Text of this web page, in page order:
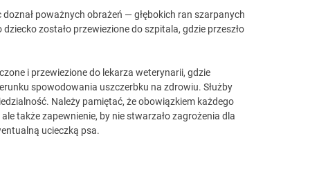
poważnych obrażeń — głębokich ran szarpanych
zostało przewiezione do szpitala, gdzie przeszło
i przewiezione do lekarza weterynarii, gdzie
spowodowania uszczerbku na zdrowiu. Służby
Należy pamiętać, że obowiązkiem każdego
także zapewnienie, by nie stwarzało zagrożenia dla
ucieczką psa.